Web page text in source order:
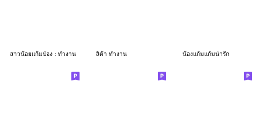
สาวน้อยแก้มป่อง : ทำงาน ลิต้า ทำงาน น้องแก้มแก้มน่ารัก